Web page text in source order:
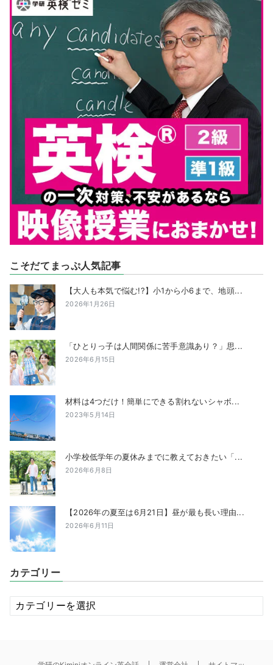
こそだてまっぷ人気記事
【大人も本気で悩む!?】小1から小6まで、地頭...
2026年1月26日
「ひとりっ子は人間関係に苦手意識あり？」思...
2026年6月15日
材料は4つだけ！簡単にできる割れないシャボ...
2023年5月14日
小学校低学年の夏休みまでに教えておきたい「...
2026年6月8日
【2026年の夏至は6月21日】昼が最も長い理由...
2026年6月11日
カテゴリー
カ
テ